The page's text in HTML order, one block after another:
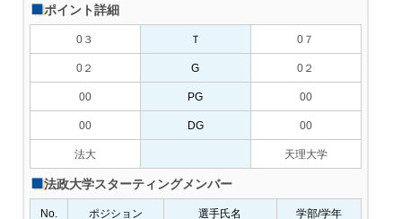
ポイント詳細
0３ Ｔ 0７
0２ G 0２
00 PG 00
00 DG 00
法大 天理大学
法政大学スターティングメンバー
No. ポジション 選手氏名 学部/学年